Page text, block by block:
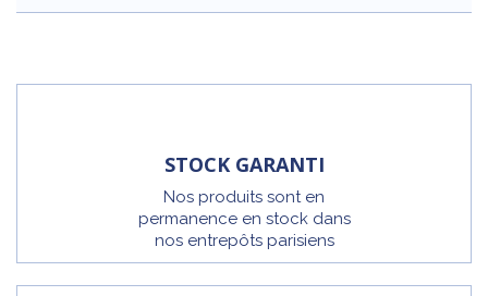
STOCK GARANTI
Nos produits sont en
permanence en stock dans
nos entrepôts parisiens